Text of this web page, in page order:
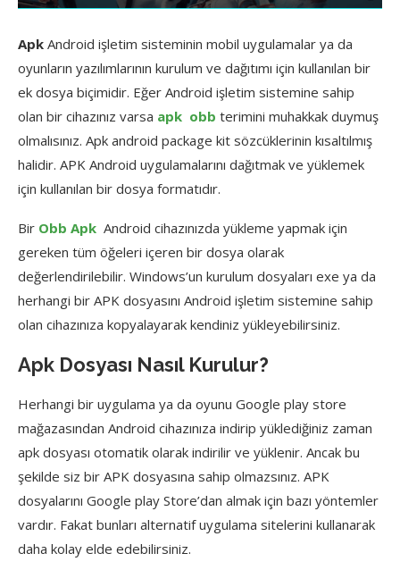
Apk Android işletim sisteminin mobil uygulamalar ya da
oyunların yazılımlarının kurulum ve dağıtımı için kullanılan bir
ek dosya biçimidir. Eğer Android işletim sistemine sahip
olan bir cihazınız varsa apk ​​​ obb terimini muhakkak duymuş
olmalısınız. Apk android package kit sözcüklerinin kısaltılmış
halidir. APK Android uygulamalarını dağıtmak ve yüklemek
için kullanılan bir dosya formatıdır.
Bir Obb Apk Android cihazınızda yükleme yapmak için
gereken tüm öğeleri içeren bir dosya olarak
değerlendirilebilir. Windows’un kurulum dosyaları exe ya da
herhangi bir APK dosyasını Android işletim sistemine sahip
olan cihazınıza kopyalayarak kendiniz yükleyebilirsiniz.
Apk Dosyası Nasıl Kurulur?
Herhangi bir uygulama ya da oyunu Google play store
mağazasından Android cihazınıza indirip yüklediğiniz zaman
apk dosyası otomatik olarak indirilir ve yüklenir. Ancak bu
şekilde siz bir APK dosyasına sahip olmazsınız. APK
dosyalarını Google play Store’dan almak için bazı yöntemler
vardır. Fakat bunları alternatif uygulama sitelerini kullanarak
daha kolay elde edebilirsiniz.